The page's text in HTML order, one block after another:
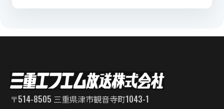
〒514-8505 三重県津市観音寺町1043-1